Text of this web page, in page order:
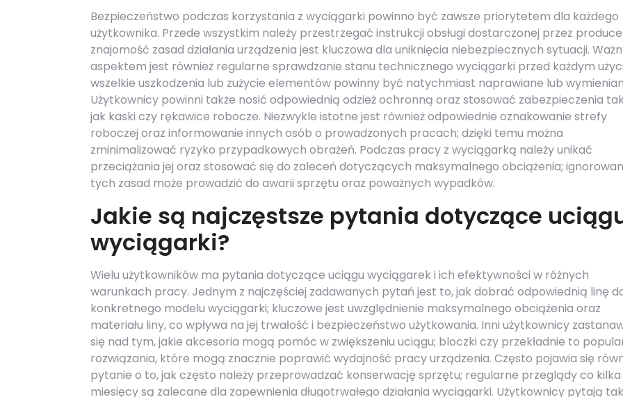
Bezpieczeństwo podczas korzystania z wyciągarki powinno być zawsze priorytetem dla każdego
użytkownika. Przede wszystkim należy przestrzegać instrukcji obsługi dostarczonej przez
znajomość zasad działania urządzenia jest kluczowa dla uniknięcia niebezpiecznych sytuacji.
aspektem jest również regularne sprawdzanie stanu technicznego wyciągarki przed każdym
wszelkie uszkodzenia lub zużycie elementów powinny być natychmiast naprawiane lub
Użytkownicy powinni także nosić odpowiednią odzież ochronną oraz stosować zabezpieczenia
jak kaski czy rękawice robocze. Niezwykle istotne jest również odpowiednie oznakowanie strefy
roboczej oraz informowanie innych osób o prowadzonych pracach; dzięki temu można
zminimalizować ryzyko przypadkowych obrażeń. Podczas pracy z wyciągarką należy unikać
przeciążania jej oraz stosować się do zaleceń dotyczących maksymalnego obciążenia;
tych zasad może prowadzić do awarii sprzętu oraz poważnych wypadków.
Jakie są najczęstsze pytania dotyczące
wyciągarki?
Wielu użytkowników ma pytania dotyczące uciągu wyciągarek i ich efektywności w różnych
warunkach pracy. Jednym z najczęściej zadawanych pytań jest to, jak dobrać odpowiednią linę
konkretnego modelu wyciągarki; kluczowe jest uwzględnienie maksymalnego obciążenia oraz
materiału liny, co wpływa na jej trwałość i bezpieczeństwo użytkowania. Inni użytkownicy
się nad tym, jakie akcesoria mogą pomóc w zwiększeniu uciągu; bloczki czy przekładnie to
rozwiązania, które mogą znacznie poprawić wydajność pracy urządzenia. Często pojawia się
pytanie o to, jak często należy przeprowadzać konserwację sprzętu; regularne przeglądy co kilka
miesięcy są zalecane dla zapewnienia długotrwałego działania wyciągarki. Użytkownicy pytają